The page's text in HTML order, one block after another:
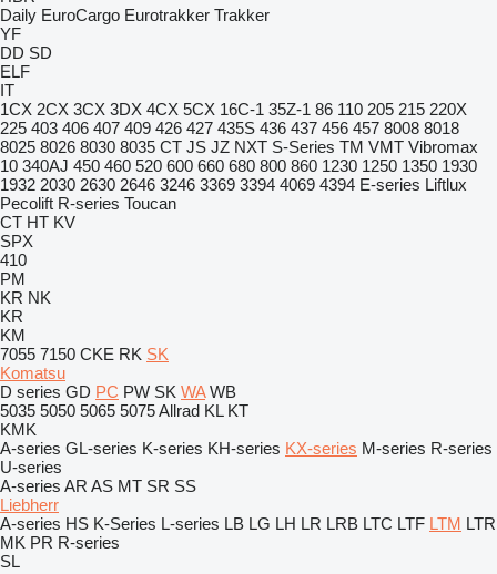
Daily EuroCargo Eurotrakker Trakker
YF
DD SD
ELF
IT
1CX 2CX 3CX 3DX 4CX 5CX 16C-1 35Z-1 86 110 205 215 220X
225 403 406 407 409 426 427 435S 436 437 456 457 8008 8018
8025 8026 8030 8035 CT JS JZ NXT S-Series TM VMT Vibromax
10 340AJ 450 460 520 600 660 680 800 860 1230 1250 1350 1930
1932 2030 2630 2646 3246 3369 3394 4069 4394 E-series Liftlux
Pecolift R-series Toucan
CT HT KV
SPX
410
PM
KR NK
KR
KM
7055 7150 CKE RK SK
Komatsu
D series GD PC PW SK WA WB
5035 5050 5065 5075Allrad KL KT
KMK
A-series GL-series K-series KH-series KX-series M-series R-series
U-series
A-series AR AS MT SR SS
Liebherr
A-series HS K-Series L-series LB LG LH LR LRB LTC LTF LTM LTR
MK PR R-series
SL